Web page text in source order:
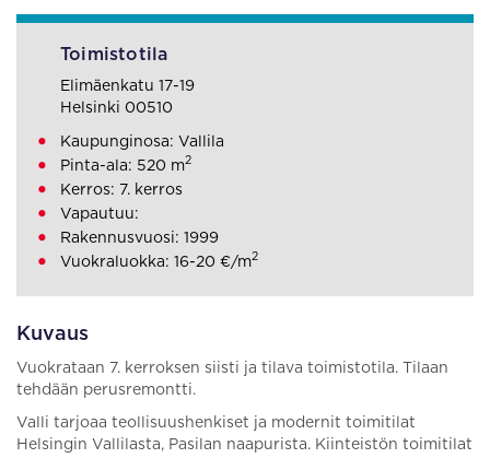
Kuvaus
Vuokrataan 7. kerroksen siisti ja tilava toimistotila. Tilaan
tehdään perusremontti.
Valli tarjoaa teollisuushenkiset ja modernit toimitilat
Helsingin Vallilasta, Pasilan naapurista. Kiinteistön toimitilat
Toimistotila
Elimäenkatu 17-19
Helsinki 00510
Kaupunginosa: Vallila
Pinta-ala: 520 m2
Kerros: 7. kerros
Vapautuu:
Rakennusvuosi: 1999
Vuokraluokka: 16-20 €/m2